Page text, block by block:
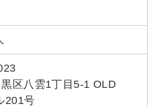
区八雲1丁目5-1 OLD
201号